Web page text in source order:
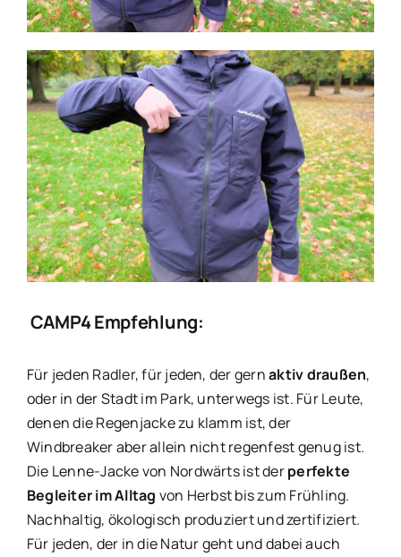
CAMP4 Empfehlung:
Für jeden Radler, für jeden, der gernaktiv draußen,
oder in der Stadt im Park, unterwegs ist. Für Leute,
denen die Regenjacke zu klamm ist, der
Windbreaker aber allein nicht regenfest genug ist.
Die Lenne-Jacke von Nordwärts ist derperfekte
Begleiter im Alltag von Herbst bis zum Frühling.
Nachhaltig, ökologisch produziert und zertifiziert.
Für jeden, der in die Natur geht und dabei auch